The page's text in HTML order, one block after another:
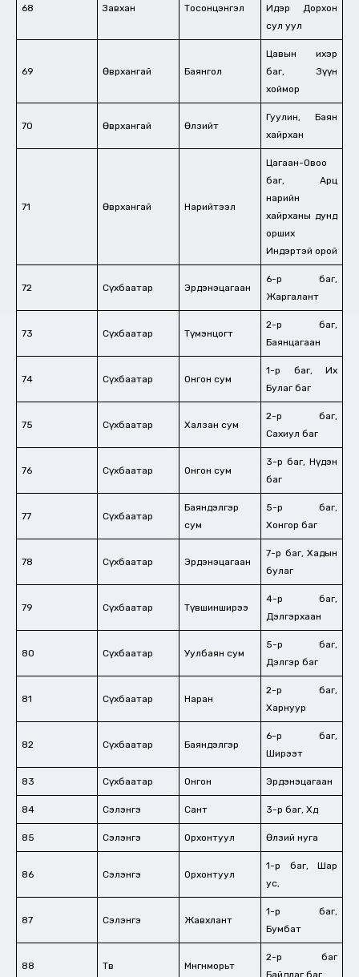
68 Завхан Тосонцэнгэл
Идэр Дорхон
сул уул
69 Өвөрхангай Баянгол
Цавын ихэр
баг, Зүүн
хоймор
70 Өвөрхангай Өлзийт
Гуулин, Баян
хайрхан
71 Өвөрхангай Нарийтээл
Цагаан-Овоо
баг, Арц
нарийн
хайрханы дунд
орших
Индэртэй орой
72 Сүхбаатар Эрдэнэцагаан
6-р баг,
Жаргалант
73 Сүхбаатар Түмэнцогт
2-р баг,
Баянцагаан
74 Сүхбаатар Онгон сум
1-р баг, Их
Булаг баг
75 Сүхбаатар Халзан сум
2-р баг,
Сахиул баг
76 Сүхбаатар Онгон сум
3-р баг, Нүдэн
баг
77 Сүхбаатар
Баяндэлгэр
сум
5-р баг,
Хонгор баг
78 Сүхбаатар Эрдэнэцагаан
7-р баг, Хадын
булаг
79 Сүхбаатар Түвшинширээ
4-р баг,
Дэлгэрхаан
80 Сүхбаатар Уулбаян сум
5-р баг,
Дэлгэр баг
81 Сүхбаатар Наран
2-р баг,
Харнуур
82 Сүхбаатар Баяндэлгэр
6-р баг,
Ширээт
83 Сүхбаатар Онгон Эрдэнэцагаан
84 Сэлэнгэ Сант 3-р баг, Хөдөө
85 Сэлэнгэ Орхонтуул Өлзий нуга
86 Сэлэнгэ Орхонтуул
1-р баг, Шар
ус,
87 Сэлэнгэ Жавхлант
1-р баг,
Бумбат
88 Төв Мөнгөнморьт
2-р баг
Байдлаг баг